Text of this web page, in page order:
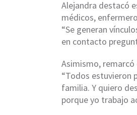
Alejandra destacó
médicos,
“Se generan
en contacto
Asimismo,
“Todos estuvieron
familia. Y quiero
porque yo trabajo